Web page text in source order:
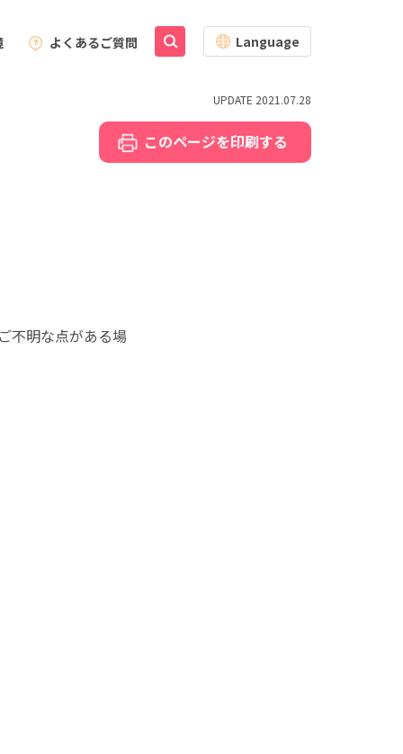
よくあるご質問 Language
UPDATE 2021.07.28
このページを印刷する
不明な点がある場